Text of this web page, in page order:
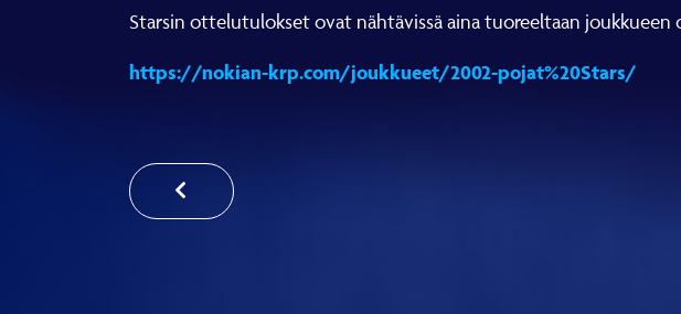
Starsin ottelutulokset ovat nähtävissä aina tuoreeltaan joukkueen
https://nokian-krp.com/joukkueet/2002-pojat%20Stars/